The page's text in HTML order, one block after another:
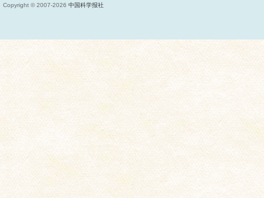
Copyright © 2007-2026 中国科学报社